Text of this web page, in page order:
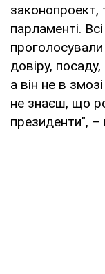
законопроект,
парламенті.
довіру,
а він не в
не знаєш, що
президенти", –